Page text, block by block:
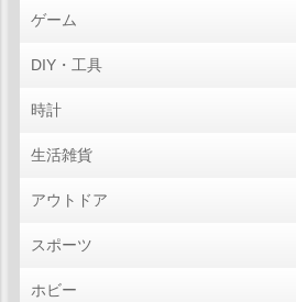
ゲーム
DIY・工具
時計
生活雑貨
アウトドア
スポーツ
ホビー